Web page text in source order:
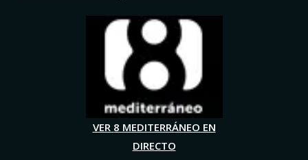
VER 8 MEDITERRÁNEO EN
DIRECTO